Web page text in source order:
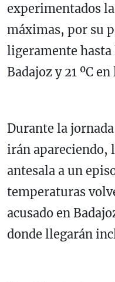
experimentados la
máximas, por su
ligeramente hasta
Badajoz y 21 ºC
Durante la
irán apareciendo,
antesala a un
temperaturas
acusado en
donde llegarán